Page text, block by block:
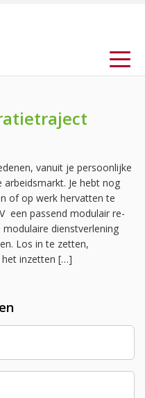
vanuit je persoonlijke
Je hebt nog
of op werk hervatten te
een passend modulair re-
dienstverlening
Los in te zetten,
inzetten […]